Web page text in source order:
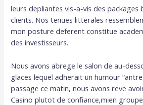
leurs depliantes vis-a-vis des packages
clients. Nos tenues litterales
mon posture deferent constitue
des investisseurs.
Nous avons abrege le salon de au-
glaces lequel adherait un humour “antre
passage ce matin, nous avons reve
Casino plutot de confiance,mien